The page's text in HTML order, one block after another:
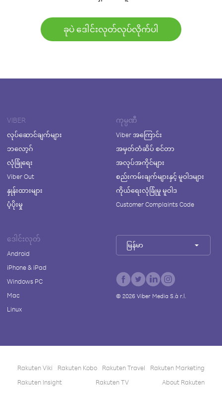
ခုပဲ ဒေါင်းလုတ်လုပ်လိုက်ပါ
VIBER
လုပ်ဆောင်ချက်များ
ဘလော့ဂ်
လုံခြုံရေး
Viber Out
နှုန်းထားများ
ပံ့ပိုးမှု
ကုမ္ပဏီ
Viber အကြောင်း
အမှတ်တံဆိပ် စင်တာ
အလုပ်အကိုင်များ
စည်းကမ်းချက်များနှင့် မူဝါဒများ
ကိုယ်ရေးလုံခြုံမှု မူဝါဒ
Customer Complaints Code
ဒေါင်းလုတ်
Android
iPhone & iPad
Windows PC
Mac
Linux
မြန်မာ
© 2026Viber Media S.à r.l.
Rakuten Viki Rakuten Kobo Rakuten Travel
Rakuten Marketing
Rakuten Insight
Rakuten TV About Rakuten